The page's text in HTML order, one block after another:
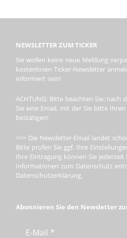
NEWSLETTER ZUM TICKER
Sie wollen keine neue Meldung
kostenlosen Ticker-Newsletter
informiert sein!
ACHTUNG: Bitte beachten Sie: nach
Sie eine Email, mit der Sie bitte
bestätigen!
>>> Die Newsletter-Email landet
Bitte prüfen Sie ggf. Ihre
Ihre Eintragung können Sie
Informationen zum Datenschutz
Datenschutzerklärung.
Abonnieren Sie den Newsletter
E-Mail *